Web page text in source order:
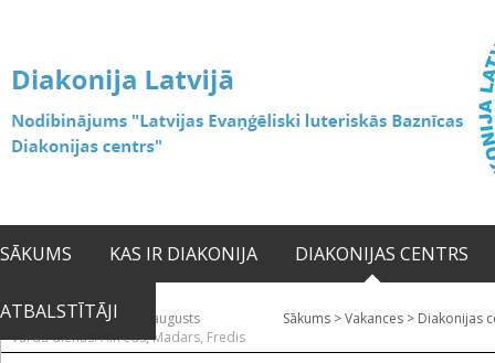
SĀKUMS KAS IR DIAKONIJA DIAKONIJAS CENTRS
ATBALSTĪTĀJI2026. gada 07. augusts
Vārda dienas: Alfrēds, Madars, Fredis
Sākums >Vakances > Diakonijas